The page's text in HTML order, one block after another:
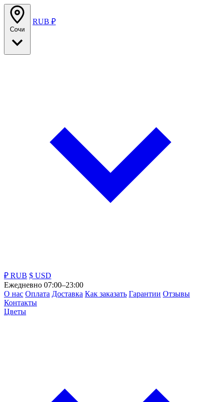
Сочи
RUB ₽
₽ RUB $ USD
Ежедневно 07:00–23:00
О нас Оплата Доставка Как заказать Гарантии Отзывы
Контакты
Цветы